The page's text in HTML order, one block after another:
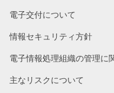
電子交付について
情報セキュリティ方針
電子情報処理組織の管理に
主なリスクについて